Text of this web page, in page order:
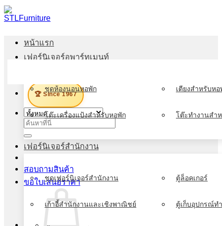
ข้าม
ไป
เนื้อหา
🏆 Since 1967
ค้นหา:
สอบถามสินค้า
ขอใบเสนอราคา
หน้าแรก
เฟอร์นิเจอร์อพาร์ทเมนท์
ชุดห้องนอนหอพัก เตียงสำหรับหอ
โต๊ะเครื่องแป้งสำหรับหอพัก โต๊ะทำงานสำ
เฟอร์นิเจอร์สำนักงาน
ชุดเฟอร์นิเจอร์สำนักงาน ตู้ล็อคเกอร์
เก้าอี้สำนักงานและเชิงพาณิชย์ ตู้เก็บอุปกรณ์ท